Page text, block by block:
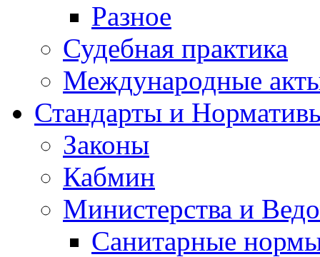
Разное
Судебная практика
Международные
Стандарты и
Законы
Кабмин
Министерства и
Санитарные